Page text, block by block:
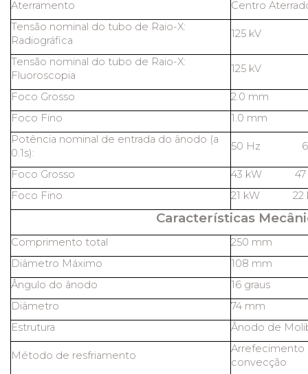
Aterramento
Centro
Tensão nominal do tubo de Raio-X:
Radiográfica
125 kV
Tensão nominal do tubo de Raio-X:
Fluoroscopia
125 kV
Foco Grosso
2.0 mm
Foco Fino
1.0 mm
Potência nominal de entrada do ânodo (a
0.1s):
50 Hz 60
Foco Grosso
43 kW 47
Foco Fino
21 kW 22
Características
Comprimento total
250 mm
Diâmetro Máximo
108 mm
Ângulo do ânodo
16 graus
Diâmetro
74 mm
Estrutura
Ânodo de
Método de resfriamento
Arrefecimento
convecção